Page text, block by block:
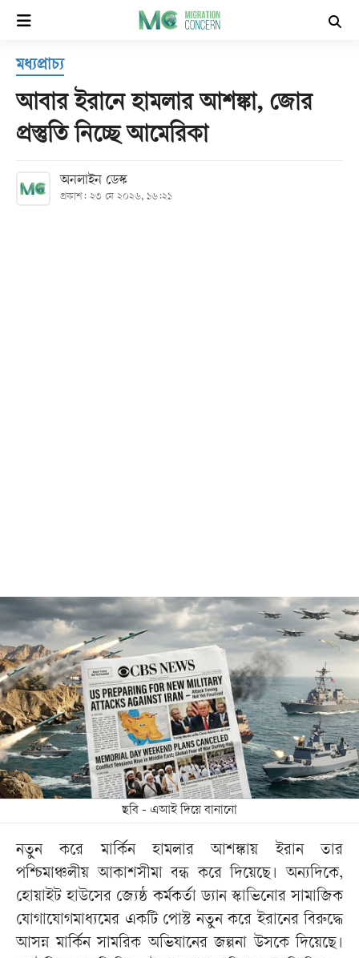
হোম
সর্বশেষ
বিভাগ
মধ্যপ্রাচ্য
আবার ইরানে হামলার আশঙ্কা, জোর
প্রস্তুতি নিচ্ছে আমেরিকা
অনলাইন ডেস্ক
প্রকাশ: ২৩ মে ২০২৬, ১৬:২১
ছবি - এআই দিয়ে বানানো
নতুন করে মার্কিন হামলার আশঙ্কায় ইরান তার
পশ্চিমাঞ্চলীয় আকাশসীমা বন্ধ করে দিয়েছে। অন্যদিকে,
হোয়াইট হাউসের জ্যেষ্ঠ কর্মকর্তা ড্যান স্কাভিনোর সামাজিক
যোগাযোগমাধ্যমের একটি পোস্ট নতুন করে ইরানের বিরুদ্ধে
আসন্ন মার্কিন সামরিক অভিযানের জল্পনা উসকে দিয়েছে।